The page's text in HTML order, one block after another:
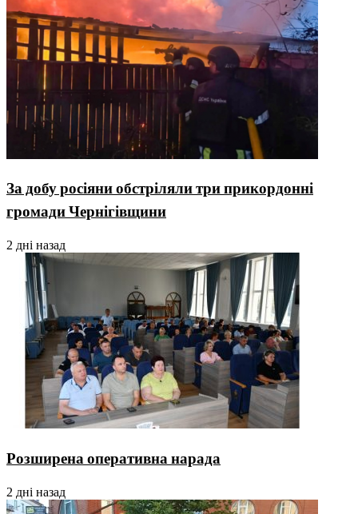
За добу росіяни обстріляли три прикордонні
громади Чернігівщини
2 дні назад
Розширена оперативна нарада
2 дні назад